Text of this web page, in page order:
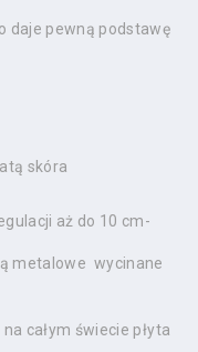
daje pewną podstawę
skóra
aż do 10 cm-
metalowe wycinane
całym świecie płyta